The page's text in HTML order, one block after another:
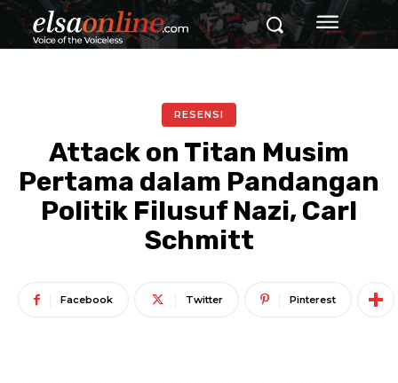
RESENSI
Attack on Titan Musim
Pertama dalam Pandangan
Politik Filusuf Nazi, Carl
Schmitt
Facebook Twitter Pinterest